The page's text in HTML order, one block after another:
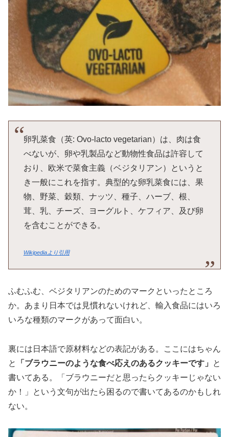
卵乳菜食（英: Ovo-lacto vegetarian）は、肉は食
べないが、卵や乳製品など動物性食品は許容して
おり、欧米で菜食主義（ベジタリアン）というと
き一般にこれを指す。典型的な卵乳菜食には、果
物、野菜、穀類、ナッツ、種子、ハーブ、根、
茸、乳、チーズ、ヨーグルト、ケフィア、及び卵
を含むことができる。
Wikipediaより引用
ふむふむ、ベジタリアンのためのマークといったところ
か。あまり日本では見慣れないけれど、輸入食品にはいろ
いろな種類のマークがあって面白い。
裏には日本語で原材料などの表記がある。ここにはちゃん
と
「ブラウニーのような食べ応えのあるクッキーです」
と
書いてある。「ブラウニーだと思ったらクッキーじゃない
か！」という文句が出たら困るので書いてあるのかもしれ
ない。